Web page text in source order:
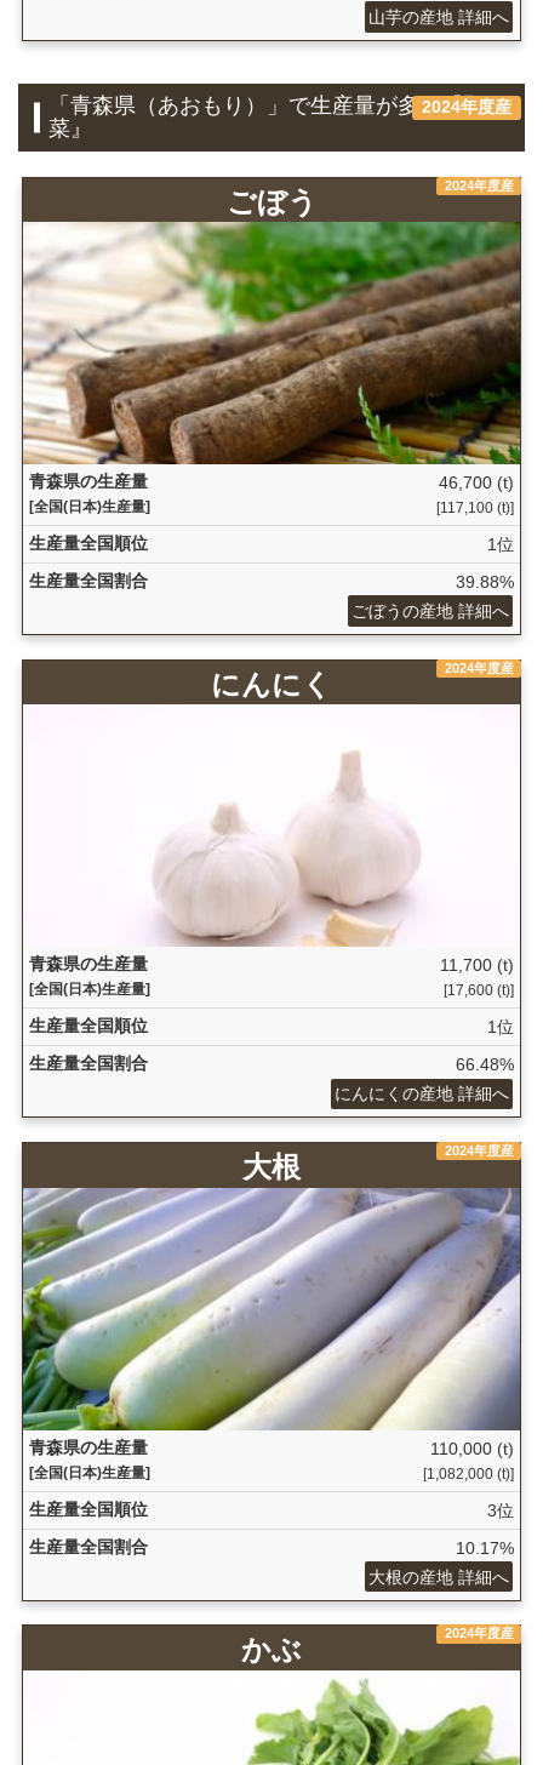
山芋の産地 詳細へ
2024年度産
「青森県（あおもり）」で生産量が多い『野
菜』
2024年度産
ごぼう
青森県の生産量
[全国(日本)生産量]
46,700 (t)
[117,100 (t)]
生産量全国順位
1位
生産量全国割合
39.88%
ごぼうの産地 詳細へ
2024年度産
にんにく
青森県の生産量
[全国(日本)生産量]
11,700 (t)
[17,600 (t)]
生産量全国順位
1位
生産量全国割合
66.48%
にんにくの産地 詳細へ
2024年度産
大根
青森県の生産量
[全国(日本)生産量]
110,000 (t)
[1,082,000 (t)]
生産量全国順位
3位
生産量全国割合
10.17%
大根の産地 詳細へ
2024年度産
かぶ